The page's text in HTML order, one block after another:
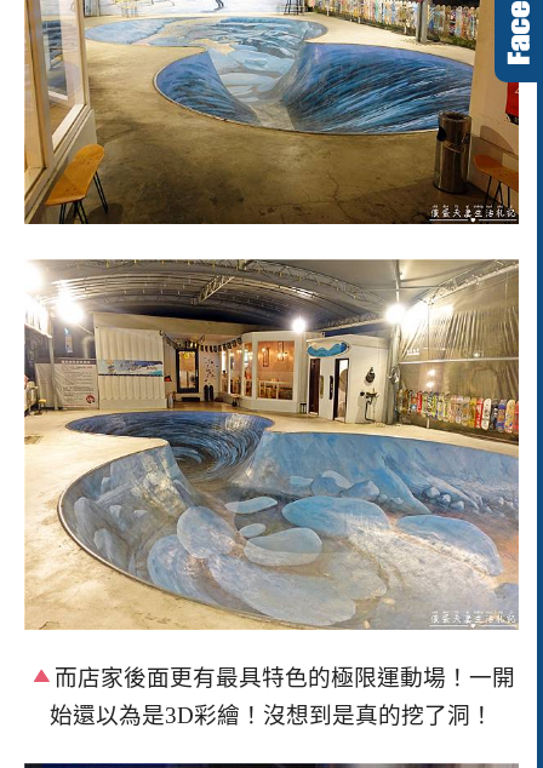
而店家後面更有最具特色的極限運動場！一開
始還以為是3D彩繪！沒想到是真的挖了洞！